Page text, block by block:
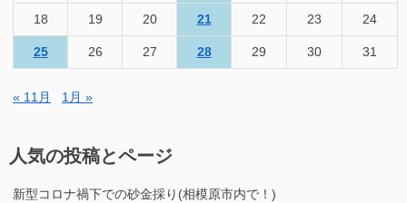
18 19 20 21 22 23 24
25 26 27 28 29 30 31
« 11月 1月 »
人気の投稿とページ
新型コロナ禍下での砂金採り(相模原市内で！)